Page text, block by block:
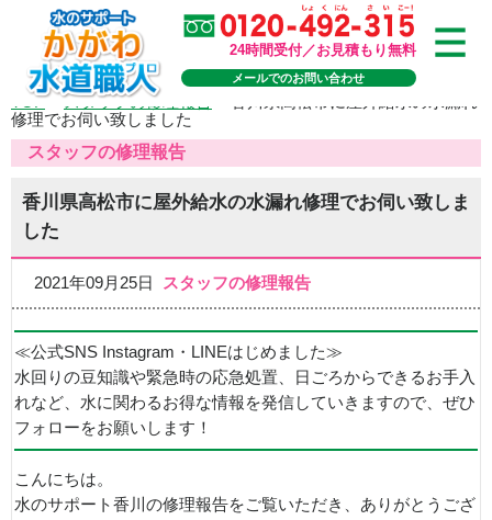
24時間受付／お見積もり無料
メールでのお問い合わせ
TOP>スタッフの修理報告
修理でお伺い致しました
スタッフの修理報告
香川県高松市に屋外給水の水漏れ修理でお伺い致しま
した
2021年09月25日 スタッフの修理報告
≪公式SNS Instagram・LINEはじめました≫
水回りの豆知識や緊急時の応急処置、日ごろからできるお手入
れなど、水に関わるお得な情報を発信していきますので、ぜひ
フォローをお願いします！
こんにちは。
水のサポート香川の修理報告をご覧いただき、ありがとうござ